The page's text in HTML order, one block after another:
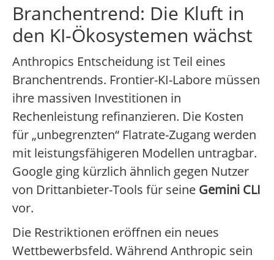
Branchentrend: Die Kluft in
den KI-Ökosystemen wächst
Anthropics Entscheidung ist Teil eines
Branchentrends. Frontier-KI-Labore müssen
ihre massiven Investitionen in
Rechenleistung refinanzieren. Die Kosten
für „unbegrenzten“ Flatrate-Zugang werden
mit leistungsfähigeren Modellen untragbar.
Google ging kürzlich ähnlich gegen Nutzer
von Drittanbieter-Tools für seine Gemini CLI
vor.
Die Restriktionen eröffnen ein neues
Wettbewerbsfeld. Während Anthropic sein